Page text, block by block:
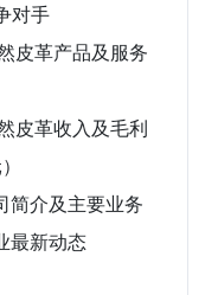
对手
皮革产品及服务
皮革收入及毛利
简介及主要业务
最新动态